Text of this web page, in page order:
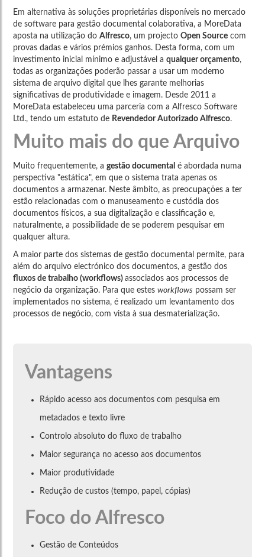
Em alternativa às soluções proprietárias disponíveis no mercado
de software para gestão documental colaborativa, a MoreData
aposta na utilização doAlfresco, um projectoOpen Source com
provas dadas e vários prémios ganhos. Desta forma, com um
investimento inicial mínimo e adjustável aqualquer orçamento,
todas as organizações poderão passar a usar um moderno
sistema de arquivo digital que lhes garante melhorias
significativas de produtividade e imagem. Desde 2011 a
MoreData estabeleceu uma parceria com a Alfresco Software
Ltd., tendo um estatuto de Revendedor Autorizado Alfresco.
Muito mais do que Arquivo
Muito frequentemente, agestão documental é abordada numa
perspectiva "estática", em que o sistema trata apenas os
documentos a armazenar. Neste âmbito, as preocupações a ter
estão relacionadas com o manuseamento e custódia dos
documentos físicos, a sua digitalização e classificação e,
naturalmente, a possibilidade de se poderem pesquisar em
qualquer altura.
A maior parte dos sistemas de gestão documental permite, para
além do arquivo electrónico dos documentos, a gestão dos
fluxos de trabalho (workflows)associados aos processos de
negócio da organização. Para que estesworkflows possam ser
implementados no sistema, é realizado um levantamento dos
processos de negócio, com vista à sua desmaterialização.
Vantagens
Rápido acesso aos documentos com pesquisa em
metadados e texto livre
Controlo absoluto do fluxo de trabalho
Maior segurança no acesso aos documentos
Maior produtividade
Redução de custos (tempo, papel, cópias)
Foco do Alfresco
Gestão de Conteúdos